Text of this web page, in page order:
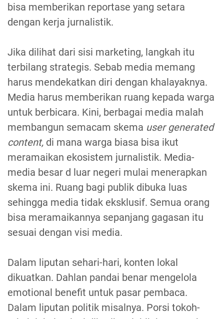
bisa memberikan reportase yang setara
dengan kerja jurnalistik.
Jika dilihat dari sisi marketing, langkah itu
terbilang strategis. Sebab media memang
harus mendekatkan diri dengan khalayaknya.
Media harus memberikan ruang kepada warga
untuk berbicara. Kini, berbagai media malah
membangun semacam skema user generated
content, di mana warga biasa bisa ikut
meramaikan ekosistem jurnalistik. Media-
media besar d luar negeri mulai menerapkan
skema ini. Ruang bagi publik dibuka luas
sehingga media tidak eksklusif. Semua orang
bisa meramaikannya sepanjang gagasan itu
sesuai dengan visi media.
Dalam liputan sehari-hari, konten lokal
dikuatkan. Dahlan pandai benar mengelola
emotional benefit untuk pasar pembaca.
Dalam liputan politik misalnya. Porsi tokoh-